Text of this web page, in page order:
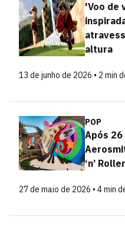
'Voo de
altura
13 de junho de 2026 • 2 min
POP
Após 26
‘n’
27 de maio de 2026 • 4 min